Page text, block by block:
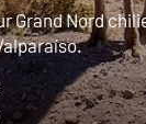
Grand Nord